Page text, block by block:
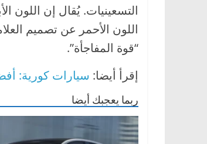
التسعينيات. يُقال إن اللون
اللون الأحمر عن تصميم
“قوة المفاجأة”.
إقرأ أيضا: سيارات كورية:
ربما يعجبك أيضا